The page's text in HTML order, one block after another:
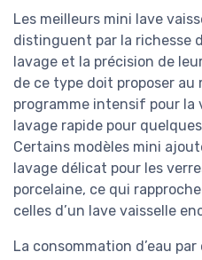
Les meilleurs mini lave
distinguent par la richesse
lavage et la précision de
de ce type doit proposer
programme intensif pour la
lavage rapide pour
Certains modèles mini
lavage délicat pour les
porcelaine, ce qui
celles d’un lave vaisselle
La consommation d’eau